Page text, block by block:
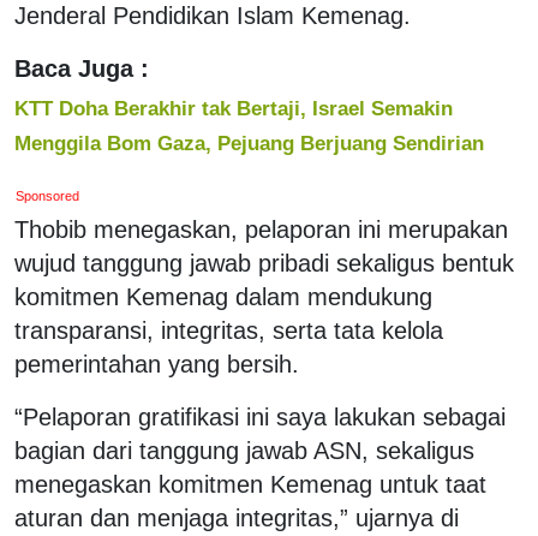
Jenderal Pendidikan Islam Kemenag.
Baca Juga :
KTT Doha Berakhir tak Bertaji, Israel Semakin
Menggila Bom Gaza, Pejuang Berjuang Sendirian
Sponsored
Thobib menegaskan, pelaporan ini merupakan
wujud tanggung jawab pribadi sekaligus bentuk
komitmen Kemenag dalam mendukung
transparansi, integritas, serta tata kelola
pemerintahan yang bersih.
“Pelaporan gratifikasi ini saya lakukan sebagai
bagian dari tanggung jawab ASN, sekaligus
menegaskan komitmen Kemenag untuk taat
aturan dan menjaga integritas,” ujarnya di